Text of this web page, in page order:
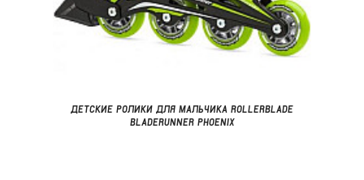
ДЕТСКИЕ РОЛИКИ ДЛЯ МАЛЬЧИКА ROLLERBLADE
BLADERUNNER PHOENIX